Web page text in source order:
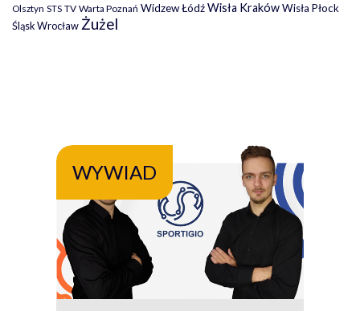
Olsztyn STS TV Warta Poznań Widzew ŁódźWisła KrakówWisła Płock
Śląsk Wrocław Żużel
WYWIAD